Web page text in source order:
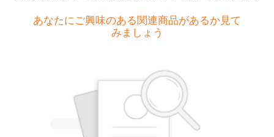
あなたにご興味のある関連商品があるか見て
みましょう